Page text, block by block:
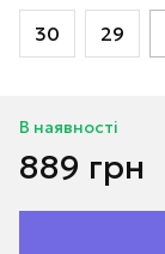
30 29
В наявності
889 грн